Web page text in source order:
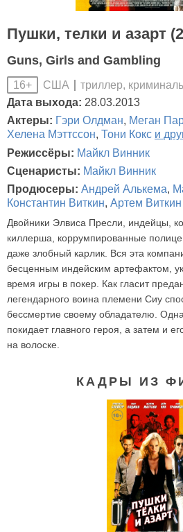
Пушки, телки и азарт
Guns, Girls and Gambling
16+ США триллер,
Дата выхода: 28.03.2013
Актеры: Гэри Олдман, Меган
Хелена Мэттссон, Тони Кокс и
Режиссёры: Майкл Винник
Сценаристы: Майкл Винник
Продюсеры: Андрей Алькема,
Константин Виткин, Артем Виткин
Двойники Элвиса Пресли, индейцы,
киллерша, коррумпированные
даже злобный карлик. Вся эта
бесценным индейским артефактом,
время игры в покер. Как гласит
легендарного воина племени Сиу
бессмертие своему обладателю.
покидает главного героя, а затем и
на волоске.
КАДРЫ ИЗ